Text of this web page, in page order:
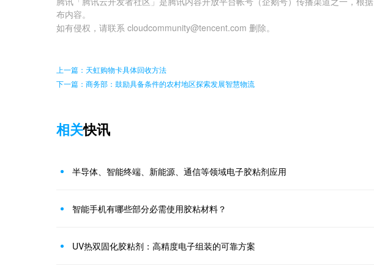
布内容。
如有侵权，请联系 cloudcommunity@tencent.com 删除。
上一篇：天虹购物卡具体回收方法
下一篇：商务部：鼓励具备条件的农村地区探索发展智慧物流
相关快讯
半导体、智能终端、新能源、通信等领域电子胶粘剂应用
智能手机有哪些部分必需使用胶粘材料？
UV热双固化胶粘剂：高精度电子组装的可靠方案